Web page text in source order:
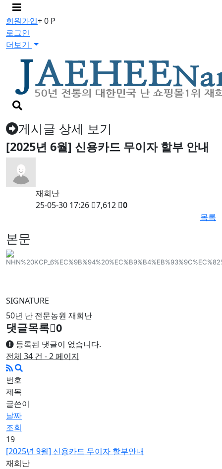
메
뉴
버
튼
회원가입+ 0 P
로그인
더보기
검
색
버
튼게시글 상세 보기
[2025년 6월] 신용카드 무이자 할부 안내
재희난
25-05-30 17:26
7,612
0
목록
본문
SIGNATURE
50년 난 전문농원 재희난
댓글목록 0
등록된 댓글이 없습니다.
전체 34 건 - 2 페이지
번호
제목
글쓴이
날짜
조회
19
[2025년 9월] 신용카드 무이자 할부안내
재희난